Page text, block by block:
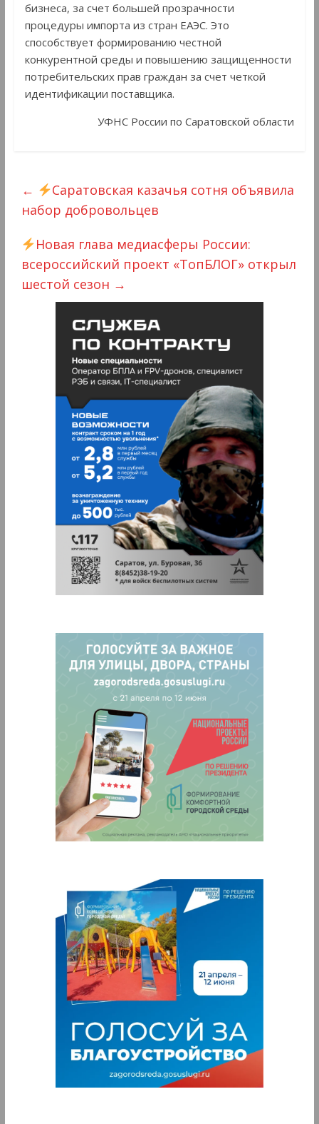
бизнеса, за счет большей прозрачности
процедуры импорта из стран ЕАЭС. Это
способствует формированию честной
конкурентной среды и повышению защищенности
потребительских прав граждан за счет четкой
идентификации поставщика.
УФНС России по Саратовской области
←
Саратовская казачья сотня объявила
набор добровольцев
Новая глава медиасферы России:
всероссийский проект «ТопБЛОГ» открыл
шестой сезон →